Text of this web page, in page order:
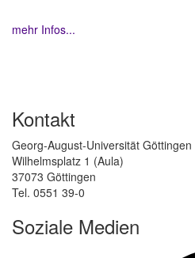
mehr Infos...
Kontakt
Georg-August-Universität Göttingen
Wilhelmsplatz 1 (Aula)
37073 Göttingen
Tel. 0551 39-0
Soziale Medien